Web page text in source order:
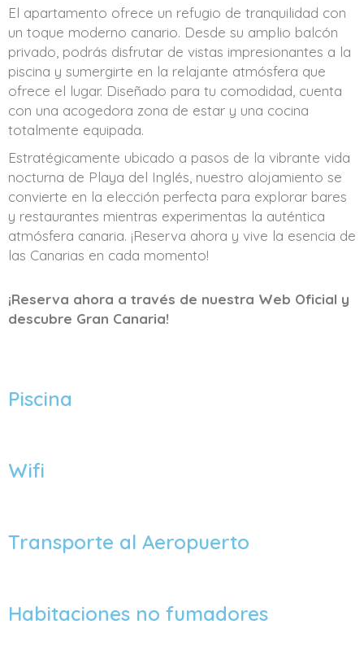
El apartamento ofrece un refugio de tranquilidad con
un toque moderno canario. Desde su amplio balcón
privado, podrás disfrutar de vistas impresionantes a la
piscina y sumergirte en la relajante atmósfera que
ofrece el lugar. Diseñado para tu comodidad, cuenta
con una acogedora zona de estar y una cocina
totalmente equipada.
Estratégicamente ubicado a pasos de la vibrante vida
nocturna de Playa del Inglés, nuestro alojamiento se
convierte en la elección perfecta para explorar bares
y restaurantes mientras experimentas la auténtica
atmósfera canaria. ¡Reserva ahora y vive la esencia de
las Canarias en cada momento!
¡Reserva ahora a través de nuestra Web Oficial y
descubre Gran Canaria!
Piscina
Wifi
Transporte al Aeropuerto
Habitaciones no fumadores